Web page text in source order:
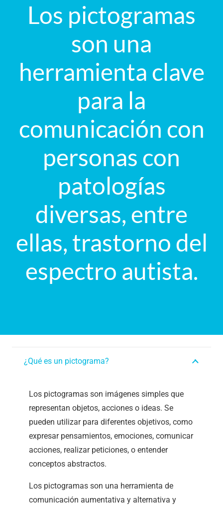
Los pictogramas
son una
herramienta clave
para la
comunicación con
personas con
patologías
diversas, entre
ellas, trastorno del
espectro autista.
¿Qué es un pictograma?
Los pictogramas son imágenes simples que
representan objetos, acciones o ideas. Se
pueden utilizar para diferentes objetivos, como
expresar pensamientos, emociones, comunicar
acciones, realizar peticiones, o entender
conceptos abstractos.
Los pictogramas son una herramienta de
comunicación aumentativa y alternativa y